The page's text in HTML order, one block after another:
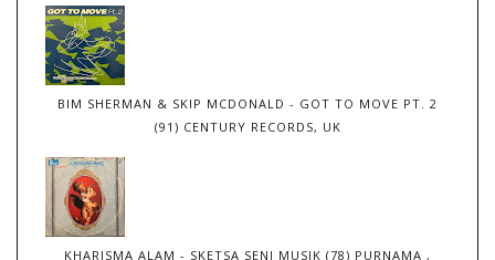
BIM SHERMAN & SKIP MCDONALD - GOT TO MOVE PT. 2
(91) CENTURY RECORDS, UK
KHARISMA ALAM - SKETSA SENI MUSIK (78) PURNAMA ,